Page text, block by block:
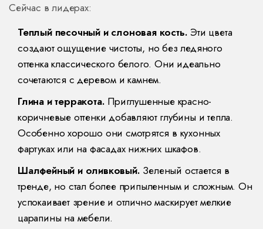
Сейчас в лидерах:
Теплый песочный и слоновая кость. Эти цвета
создают ощущение чистоты, но без ледяного
оттенка классического белого. Они идеально
сочетаются с деревом и камнем.
Глина и терракота. Приглушенные красно-
коричневые оттенки добавляют глубины и тепла.
Особенно хорошо они смотрятся в кухонных
фартуках или на фасадах нижних шкафов.
Шалфейный и оливковый. Зеленый остается в
тренде, но стал более припыленным и сложным. Он
успокаивает зрение и отлично маскирует мелкие
царапины на мебели.